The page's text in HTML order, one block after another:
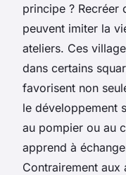
principe ? Recréer
peuvent imiter la
ateliers. Ces
dans certains
favorisent non
le développement
au pompier ou au
apprend à
Contrairement aux